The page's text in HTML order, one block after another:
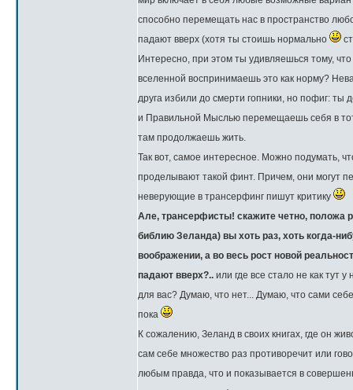
способно перемещать нас в пространство
падают вверх (хотя ты стоишь нормально
Интересно, при этом ты удивляешься тому,
вселенной воспринимаешь это как норму?
друга избили до смерти гопники, но пофиг:
и Правильной Мыслью перемещаешь себя в тот
там продолжаешь жить.
Так вот, самое интересное. Можно подумать,
проделывают такой финт. Причем, они могут
неверующие в трансерфинг пишут критику
Але, трансерфисты! скажите четно, положа
библию Зеланда) вы хоть раз, хоть когда-
воображении, а во весь рост новой
падают вверх?.. или где все стало не как тут
для вас? Думаю, что нет... Думаю, что сами
пока
К сожалению, Зеланд в своих книгах, где он
сам себе множество раз противоречит или
любым правда, что и показывается в